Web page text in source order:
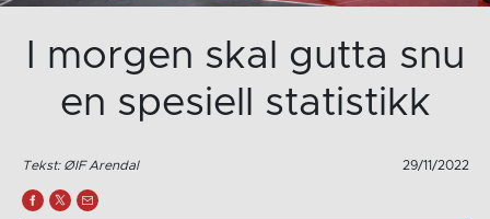
I morgen skal gutta snu
en spesiell statistikk
Tekst: ØIF Arendal 29/11/2022